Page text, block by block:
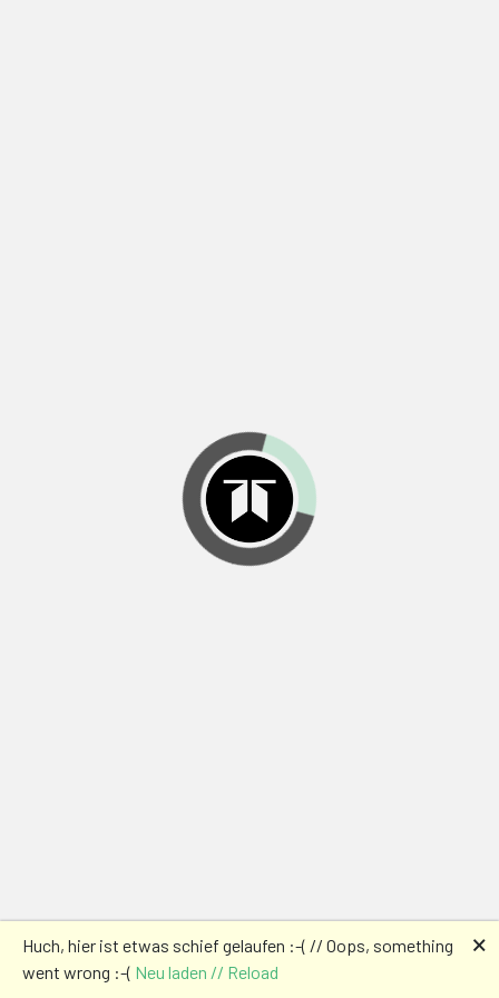
Huch, hier ist etwas schief gelaufen :-( // Oops, something
went wrong :-( Neu laden // Reload
🗙